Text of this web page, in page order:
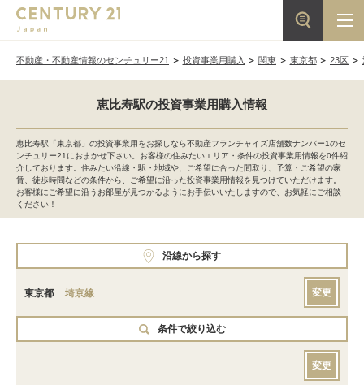
不動産・不動産情報のセンチュリー21 投資事業用購入 関東 東京都 23区
恵比寿駅の投資事業用購入情報
恵比寿駅「東京都」の投資事業用をお探しなら不動産フランチャイズ店舗数ナンバー1のセ
ンチュリー21におまかせ下さい。お客様の住みたいエリア・条件の投資事業用情報を0件紹
介しております。住みたい沿線・駅・地域や、ご希望に合った間取り、予算・ご希望の家
賃、徒歩時間などの条件から、ご希望に沿った投資事業用情報を見つけていただけます。
お客様にご希望に沿うお部屋が見つかるようにお手伝いいたしますので、お気軽にご相談
ください！
沿線から探す
東京都 埼京線 変更
条件で絞り込む
変更